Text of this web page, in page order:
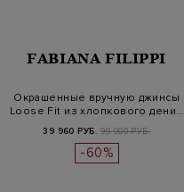
FABIANA FILIPPI
Окрашенные вручную джинсы
Loose Fit из хлопкового дени…
39 960 РУБ. 99 900 РУБ.
-60%